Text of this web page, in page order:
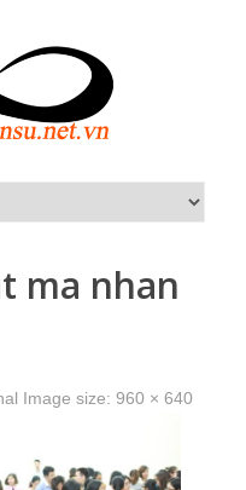
ma nhan
Image size: 960 × 640